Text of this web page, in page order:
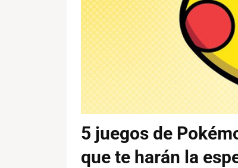
5 juegos de
que te harán la